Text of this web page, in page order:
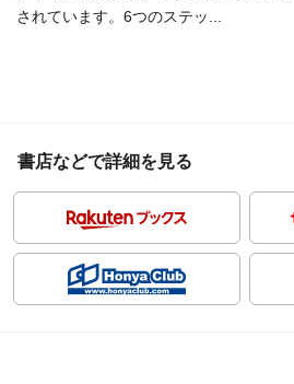
されています。6つのステッ...
書店などで詳細を見る